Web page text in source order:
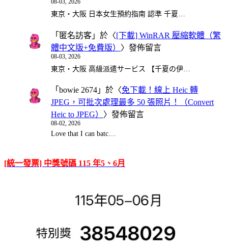
08-03, 2026
東京・大阪 日本女生預約指南 認準 千夏…
「 匿名訪客 」於〈[下載] WinRAR 壓縮軟體（繁
體中文版+免費版） 〉發佈留言
08-03, 2026
東京・大阪 高級派遣サービス 【千夏の伊…
「 bowie 2674 」於〈免下載！線上 Heic 轉
JPEG，可批次處理最多 50 張照片！（Convert
Heic to JPEG） 〉發佈留言
08-02, 2026
Love that I can batc…
[統一發票] 中獎號碼 115 年5、6月